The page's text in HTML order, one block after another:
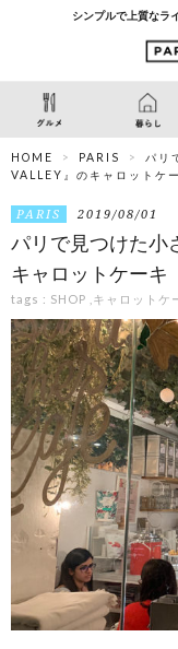
シンプルで上質なラ
HOME PARIS
パリ
VALLEY』のキャロットケ
PARIS 2019/08/01
パリで見つけた小
キャロットケーキ
tags : SHOP キャロットケ